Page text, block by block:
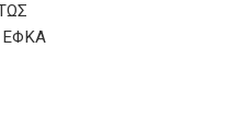
ΕΦΚΑ